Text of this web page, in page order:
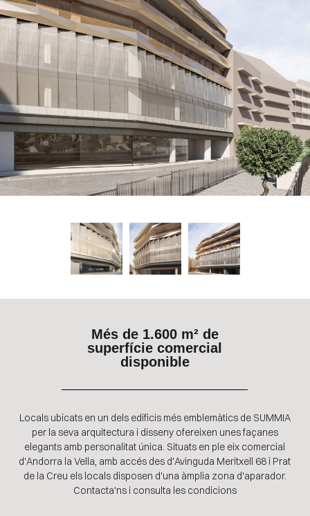
Més de 1.600 m² de
superfície comercial
disponible
Locals ubicats en un dels edificis més emblemàtics de SUMMIA
per la seva arquitectura i disseny ofereixen unes façanes
elegants amb personalitat única. Situats en ple eix comercial
d'Andorra la Vella, amb accés des d'Avinguda Meritxell 68 i Prat
de la Creu els locals disposen d'una àmplia zona d'aparador.
Contacta'ns i consulta les condicions